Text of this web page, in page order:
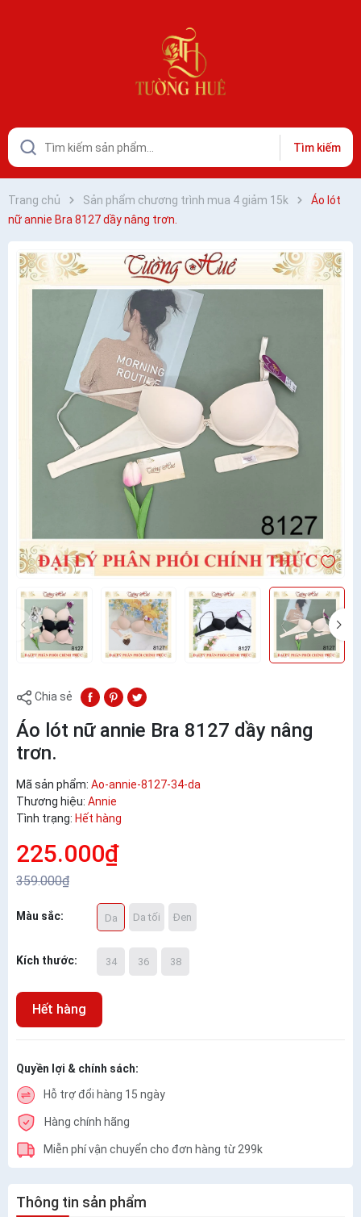
Tìm kiếm
Trang chủ Sản phẩm chương trình mua 4 giảm 15k
Áo lót
nữ annie Bra 8127 dầy nâng trơn.
Chia sẻ
Áo lót nữ annie Bra 8127 dầy nâng
trơn.
Mã sản phẩm: Ao-annie-8127-34-da
Thương hiệu: Annie
Tình trạng: Hết hàng
225.000₫
359.000₫
Màu sắc: Da Da tối Đen
Kích thước: 34 36 38
Hết hàng
Quyền lợi & chính sách:
Hỗ trợ đổi hàng 15 ngày
Hàng chính hãng
Miễn phí vận chuyển cho đơn hàng từ 299k
Thông tin sản phẩm